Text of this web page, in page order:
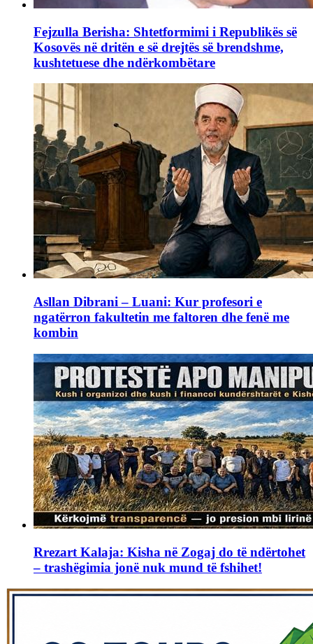
Fejzulla Berisha: Shtetformimi i Republikës së
Kosovës në dritën e së drejtës së brendshme,
kushtetuese dhe ndërkombëtare
Asllan Dibrani – Luani: Kur profesori e
ngatërron fakultetin me faltoren dhe fenë me
kombin
Rrezart Kalaja: Kisha në Zogaj do të ndërtohet
– trashëgimia jonë nuk mund të fshihet!